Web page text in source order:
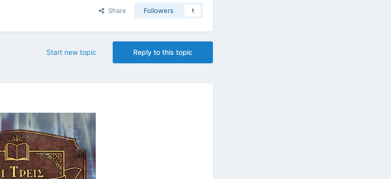
Share Followers 1
Reply to this topic
Start new topic